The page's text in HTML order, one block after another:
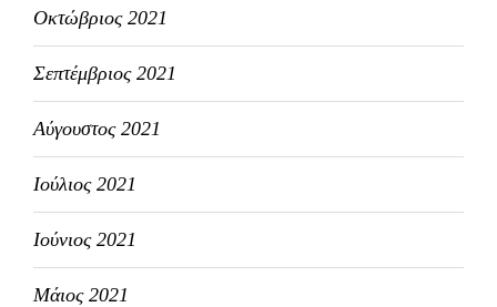
Οκτώβριος 2021
Σεπτέμβριος 2021
Αύγουστος 2021
Ιούλιος 2021
Ιούνιος 2021
Μάιος 2021